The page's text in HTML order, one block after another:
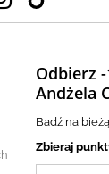
Odbierz
Andżela
Badź na
Zbieraj